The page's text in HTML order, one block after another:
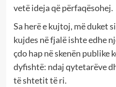
vetë ideja që përfaqësohej.
Sa herë e kujtoj, më duket
kujdes në fjalë ishte edhe
çdo hap në skenën publike
dyfishtë: ndaj qytetarëve
të shtetit të ri.